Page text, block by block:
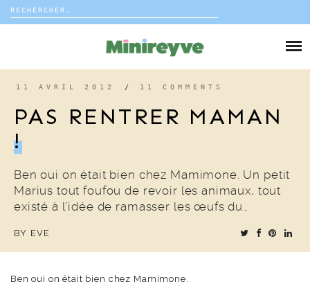
Rechercher :
DÉCO
COUP DE COEUR
EDITORIAL
11 AVRIL 2012 / 11 COMMENTS
PAS RENTRER MAMAN
!
Ben oui on était bien chez Mamimone. Un petit
Marius tout foufou de revoir les animaux, tout
existé à l’idée de ramasser les œufs du…
BY EVE
Ben oui on était bien chez Mamimone.